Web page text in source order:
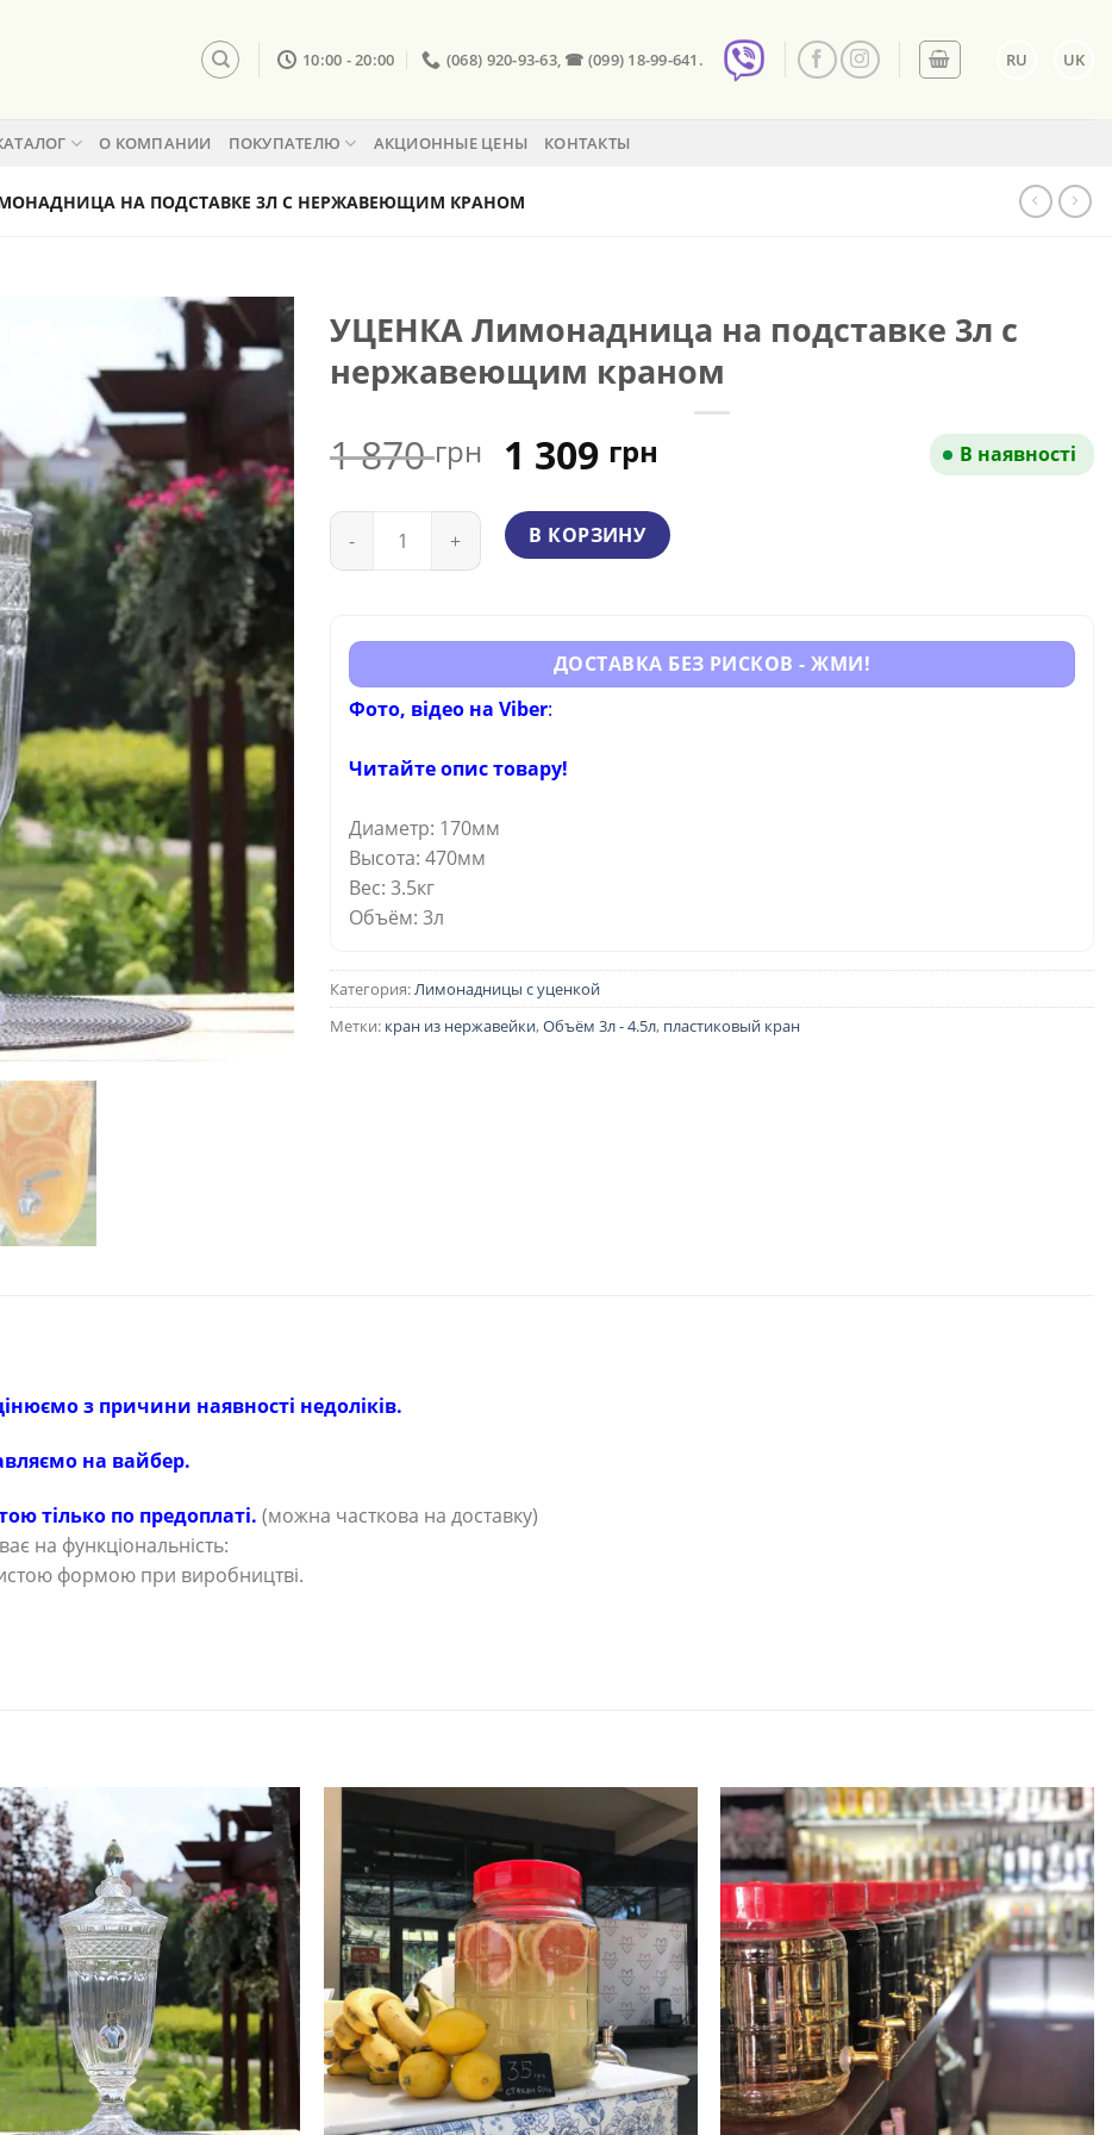
10:00 - 20:00 (068) 920-93-63, ☎ (099) 18-99-641. RU UK
О КОМПАНИИ ПОКУПАТЕЛЮ АКЦИОННЫЕ ЦЕНЫ КОНТАКТЫ
НА ПОДСТАВКЕ 3Л С НЕРЖАВЕЮЩИМ КРАНОМ
УЦЕНКА Лимонадница на подставке 3л с
нержавеющим краном
1 870грн Первоначальная
составляла
1 870 грн.
1 309 грн
1 309 грн.
В наявності
Количество В КОРЗИНУ
ДОСТАВКА БЕЗ РИСКОВ - ЖМИ!
Фото, відео на Viber:
Читайте опис товару!
Диаметр: 170мм
Высота: 470мм
Вес: 3.5кг
Объём: 3л
Категория:Лимонадницы с уценкой
Метки: кран из нержавейки,Объём 3л - 4.5л, пластиковый кран
з причини наявності недоліків.
на вайбер.
тілько по предоплаті. (можна часткова на доставку)
на функціональність:
формою при виробництві.